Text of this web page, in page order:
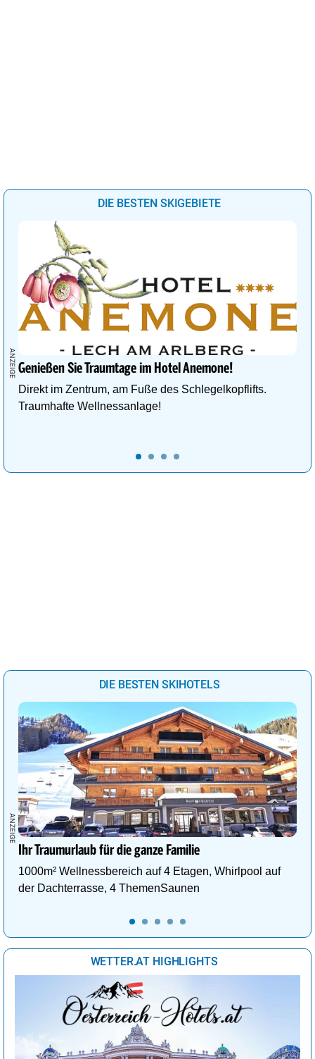
DIE BESTEN SKIGEBIETE
Genießen Sie Traumtage im Hotel Anemone!
Direkt im Zentrum, am Fuße des Schlegelkopflifts.
Traumhafte Wellnessanlage!
DIE BESTEN SKIHOTELS
Ihr Traumurlaub für die ganze Familie
1000m² Wellnessbereich auf 4 Etagen, Whirlpool auf
der Dachterrasse, 4 ThemenSaunen
WETTER.AT HIGHLIGHTS